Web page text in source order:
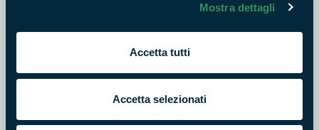
Mostra dettagli
Accetta tutti
Accetta selezionati
Avviso pubblico allegato n. 03
IN QUESTO ARTICOLO SI PARLA DI:
Ente Parco Monti Ausoni e Lago di Fondi